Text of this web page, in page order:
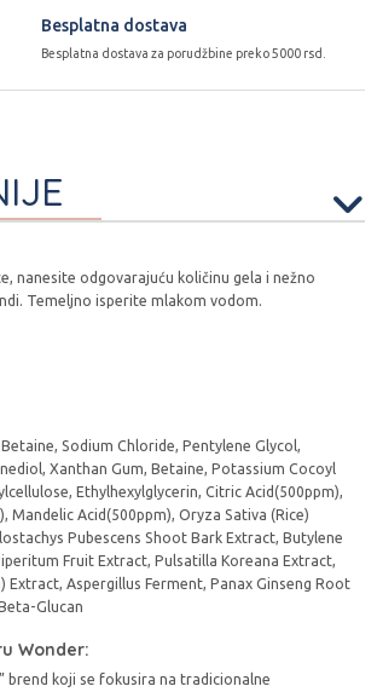
Besplatna dostava
Besplatna dostava za porudžbine preko 5000 rsd.
nanesite odgovarajuću količinu gela i nežno
Temeljno isperite mlakom vodom.
Sodium Chloride, Pentylene Glycol,
Xanthan Gum, Betaine, Potassium Cocoyl
Ethylhexylglycerin, Citric Acid(500ppm),
Mandelic Acid(500ppm), Oryza Sativa (Rice)
Pubescens Shoot Bark Extract, Butylene
Fruit Extract, Pulsatilla Koreana Extract,
Extract, Aspergillus Ferment, Panax Ginseng Root
Glucan
Wonder:
brend koji se fokusira na tradicionalne